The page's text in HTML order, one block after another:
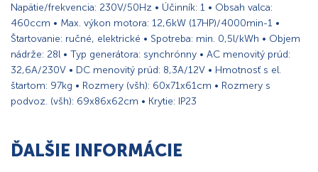
Napätie/frekvencia: 230V/50Hz • Účinník: 1 • Obsah valca:
460ccm • Max. výkon motora: 12,6kW (17HP)/4000min-1 •
Štartovanie: ručné, elektrické • Spotreba: min. 0,5l/kWh • Objem
nádrže: 28l • Typ generátora: synchrónny • AC menovitý prúd:
32,6A/230V • DC menovitý prúd: 8,3A/12V • Hmotnosť s el.
štartom: 97kg • Rozmery (všh): 60x71x61cm • Rozmery s
podvoz. (všh): 69x86x62cm • Krytie: IP23
ĎALŠIE INFORMÁCIE